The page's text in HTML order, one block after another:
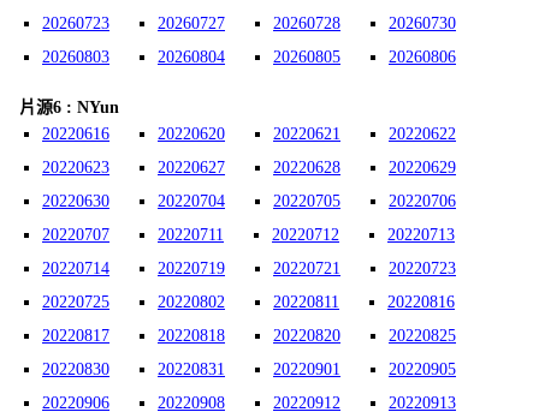
20260723
20260727 20260728
20260730
20260803
20260804 20260805 20260806
片源6 : NYun
20220616
20220620 20220621
20220622
20220623
20220627 20220628
20220629
20220630
20220704 20220705
20220706
20220707
20220711 20220712
20220713
20220714
20220719 20220721
20220723
20220725
20220802 20220811
20220816
20220817
20220818 20220820
20220825
20220830
20220831 20220901
20220905
20220906
20220908 20220912
20220913